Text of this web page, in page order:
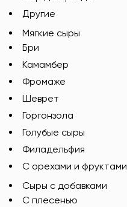
Другие
Мягкие сыры
Бри
Камамбер
Фромаже
Шеврет
Горгонзола
Голубые сыры
Филадельфия
С орехами и фруктами
Сыры с добавками
C плесенью